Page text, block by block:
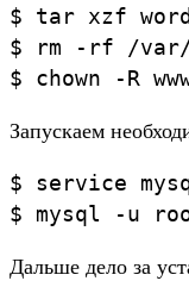
$ tar xzf
$ rm -rf /var/
Запускаем
$ service
Дальше дело за